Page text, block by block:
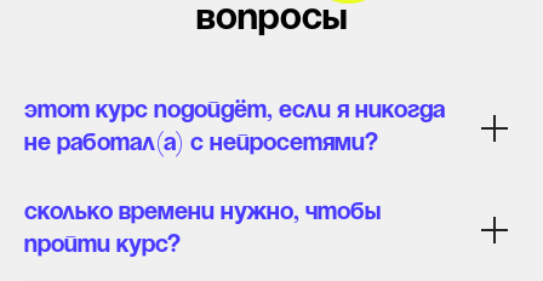
вопросы
Этот курс подойдёт, если я никогда
не работал(а) с нейросетями?
Сколько времени нужно, чтобы
пройти курс?